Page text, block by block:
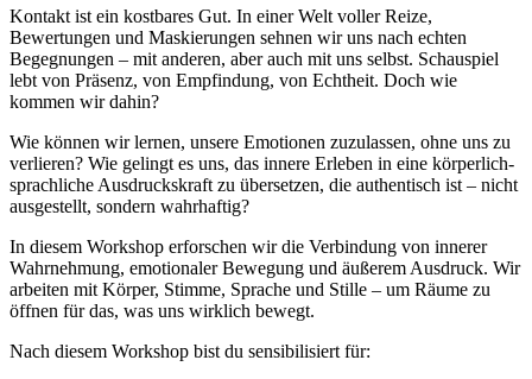
Kontakt ist ein kostbares Gut. In einer Welt voller Reize,
Bewertungen und Maskierungen sehnen wir uns nach echten
Begegnungen – mit anderen, aber auch mit uns selbst. Schauspiel
lebt von Präsenz, von Empfindung, von Echtheit. Doch wie
kommen wir dahin?
Wie können wir lernen, unsere Emotionen zuzulassen, ohne uns zu
verlieren? Wie gelingt es uns, das innere Erleben in eine körperlich-
sprachliche Ausdruckskraft zu übersetzen, die authentisch ist – nicht
ausgestellt, sondern wahrhaftig?
In diesem Workshop erforschen wir die Verbindung von innerer
Wahrnehmung, emotionaler Bewegung und äußerem Ausdruck. Wir
arbeiten mit Körper, Stimme, Sprache und Stille – um Räume zu
öffnen für das, was uns wirklich bewegt.
Nach diesem Workshop bist du sensibilisiert für: